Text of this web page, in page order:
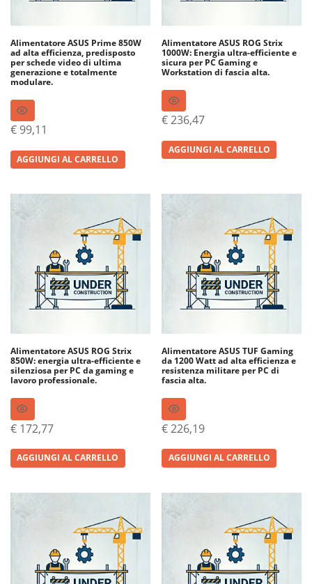
Alimentatore ASUS Prime 850W
ad alta efficienza, predisposto
per schede video di ultima
generazione e totalmente
modulare.
€ 99,11
AGGIUNGI AL CARRELLO
Alimentatore ASUS ROG Strix
1000W: Energia ultra-efficiente e
sicura per PC Gaming e
Workstation di fascia alta.
€236,47
AGGIUNGI AL CARRELLO
Alimentatore ASUS ROG Strix
850W: energia ultra-efficiente e
silenziosa per PC da gaming e
lavoro professionale.
€ 172,77
AGGIUNGI AL CARRELLO
Alimentatore ASUS TUF Gaming
da 1200 Watt ad alta efficienza e
resistenza militare per PC di
fascia alta.
€226,19
AGGIUNGI AL CARRELLO